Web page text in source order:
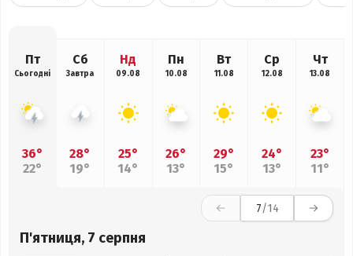
Пт
Сьогодні
36°
22°
Сб
Завтра
28°
19°
Нд
09.08
25°
14°
Пн
10.08
26°
13°
Вт
11.08
29°
15°
Ср
12.08
24°
13°
Чт
13.08
23°
11°
7/14
П'ятниця, 7 серпня